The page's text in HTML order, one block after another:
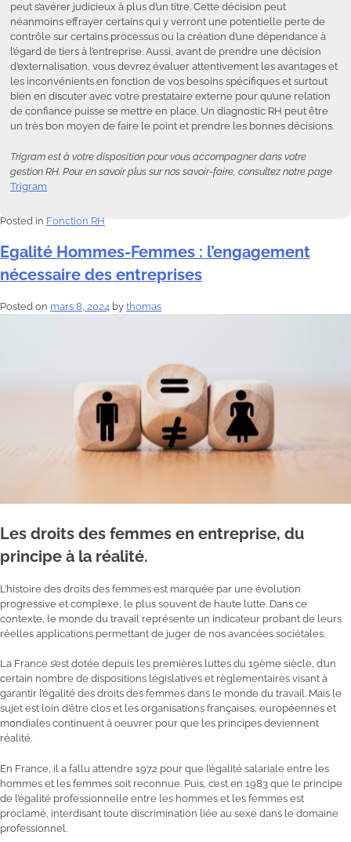
peut s’avérer judicieux à plus d’un titre. Cette décision peut
néanmoins effrayer certains qui y verront une potentielle perte de
contrôle sur certains processus ou la création d’une dépendance à
l’égard de tiers à l’entreprise. Aussi, avant de prendre une décision
d’externalisation, vous devrez évaluer attentivement les avantages et
les inconvénients en fonction de vos besoins spécifiques et surtout
bien en discuter avec votre prestataire externe pour qu’une relation
de confiance puisse se mettre en place. Un diagnostic RH peut être
un très bon moyen de faire le point et prendre les bonnes décisions.
Trigram est à votre disposition pour vous accompagner dans votre
gestion RH. Pour en savoir plus sur nos savoir-faire, consultez notre page
Trigram
Posted in Fonction RH
Egalité Hommes-Femmes : l’engagement
nécessaire des entreprises
Posted on mars 8, 2024 by thomas
Les droits des femmes en entreprise, du
principe à la réalité.
L’histoire des droits des femmes est marquée par une évolution
progressive et complexe, le plus souvent de haute lutte. Dans ce
contexte, le monde du travail représente un indicateur probant de leurs
réelles applications permettant de juger de nos avancées sociétales.
La France s’est dotée depuis les premières luttes du 19ème siècle, d’un
certain nombre de dispositions législatives et règlementaires visant à
garantir l’égalité des droits des femmes dans le monde du travail. Mais le
sujet est loin d’être clos et les organisations françaises, européennes et
mondiales continuent à oeuvrer pour que les principes deviennent
réalité.
En France, il a fallu attendre 1972 pour que l’égalité salariale entre les
hommes et les femmes soit reconnue. Puis, c’est en 1983 que le principe
de l’égalité professionnelle entre les hommes et les femmes est
proclamé, interdisant toute discrimination liée au sexe dans le domaine
professionnel.